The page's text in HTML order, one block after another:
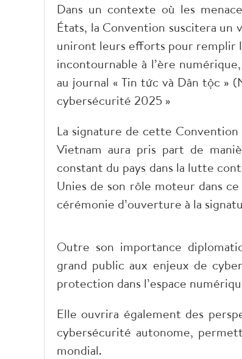
Dans un contexte où les
États, la Convention suscitera un
uniront leurs efforts pour remplir
incontournable à l’ère
au journal « Tin tức và Dân tộc »
cybersécurité 2025 »
La signature de cette
Vietnam aura pris part de
constant du pays dans la lutte
Unies de son rôle moteur dans
cérémonie d’ouverture à la
Outre son importance
grand public aux enjeux de
protection dans l’espace
Elle ouvrira également des
cybersécurité autonome,
mondial.